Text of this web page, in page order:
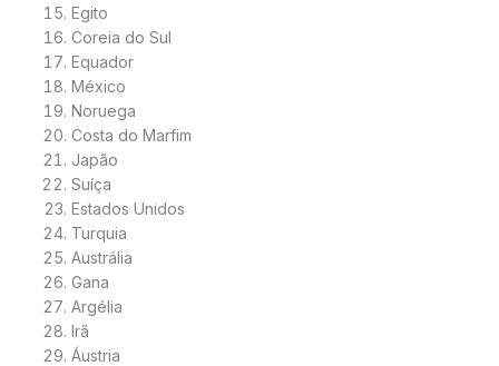
Egito
Coreia do Sul
Equador
México
Noruega
Costa do Marfim
Japão
Suíça
Estados Unidos
Turquia
Austrália
Gana
Argélia
Irã
Áustria